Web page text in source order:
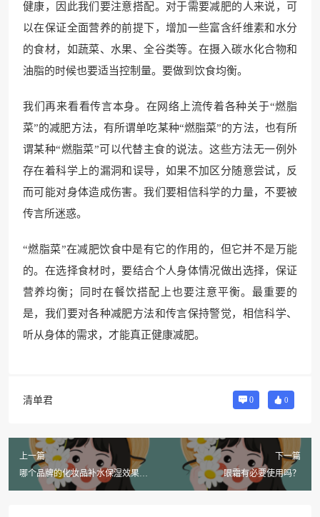
健康，因此我们要注意搭配。对于需要减肥的人来说，可
以在保证全面营养的前提下，增加一些富含纤维素和水分
的食材，如蔬菜、水果、全谷类等。在摄入碳水化合物和
油脂的时候也要适当控制量。要做到饮食均衡。
我们再来看看传言本身。在网络上流传着各种关于“燃脂
菜”的减肥方法，有所谓单吃某种“燃脂菜”的方法，也有所
谓某种“燃脂菜”可以代替主食的说法。这些方法无一例外
存在着科学上的漏洞和误导，如果不加区分随意尝试，反
而可能对身体造成伤害。我们要相信科学的力量，不要被
传言所迷惑。
“燃脂菜”在减肥饮食中是有它的作用的，但它并不是万能
的。在选择食材时，要结合个人身体情况做出选择，保证
营养均衡；同时在餐饮搭配上也要注意平衡。最重要的
是，我们要对各种减肥方法和传言保持警觉，相信科学、
听从身体的需求，才能真正健康减肥。
清单君 0 0
上一篇
哪个品牌的化妆品补水保湿效果最
下一篇
眼霜有必要使用吗？